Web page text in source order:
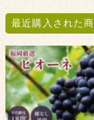
最近購入された